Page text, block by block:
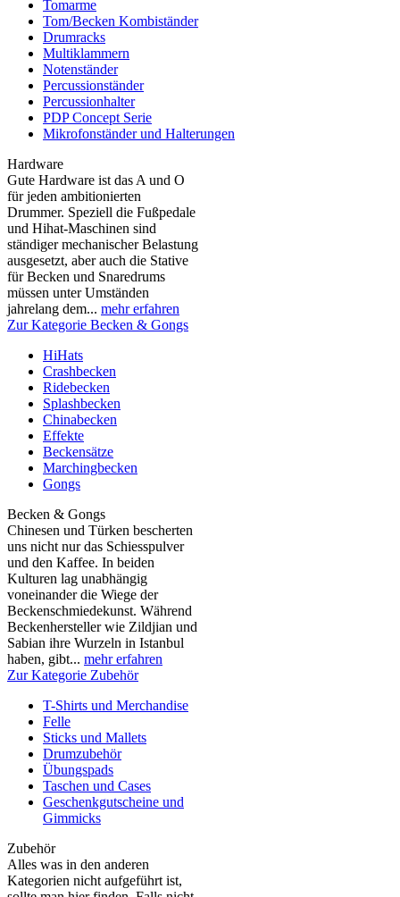
Tomarme
Tom/Becken Kombiständer
Drumracks
Multiklammern
Notenständer
Percussionständer
Percussionhalter
PDP Concept Serie
Mikrofonständer und Halterungen
Hardware
Gute Hardware ist das A und O
für jeden ambitionierten
Drummer. Speziell die Fußpedale
und Hihat-Maschinen sind
ständiger mechanischer Belastung
ausgesetzt, aber auch die Stative
für Becken und Snaredrums
müssen unter Umständen
jahrelang dem... mehr erfahren
Zur Kategorie Becken & Gongs
HiHats
Crashbecken
Ridebecken
Splashbecken
Chinabecken
Effekte
Beckensätze
Marchingbecken
Gongs
Becken & Gongs
Chinesen und Türken bescherten
uns nicht nur das Schiesspulver
und den Kaffee. In beiden
Kulturen lag unabhängig
voneinander die Wiege der
Beckenschmiedekunst. Während
Beckenhersteller wie Zildjian und
Sabian ihre Wurzeln in Istanbul
haben, gibt... mehr erfahren
Zur Kategorie Zubehör
T-Shirts und Merchandise
Felle
Sticks und Mallets
Drumzubehör
Übungspads
Taschen und Cases
Geschenkgutscheine und
Gimmicks
Zubehör
Alles was in den anderen
Kategorien nicht aufgeführt ist,